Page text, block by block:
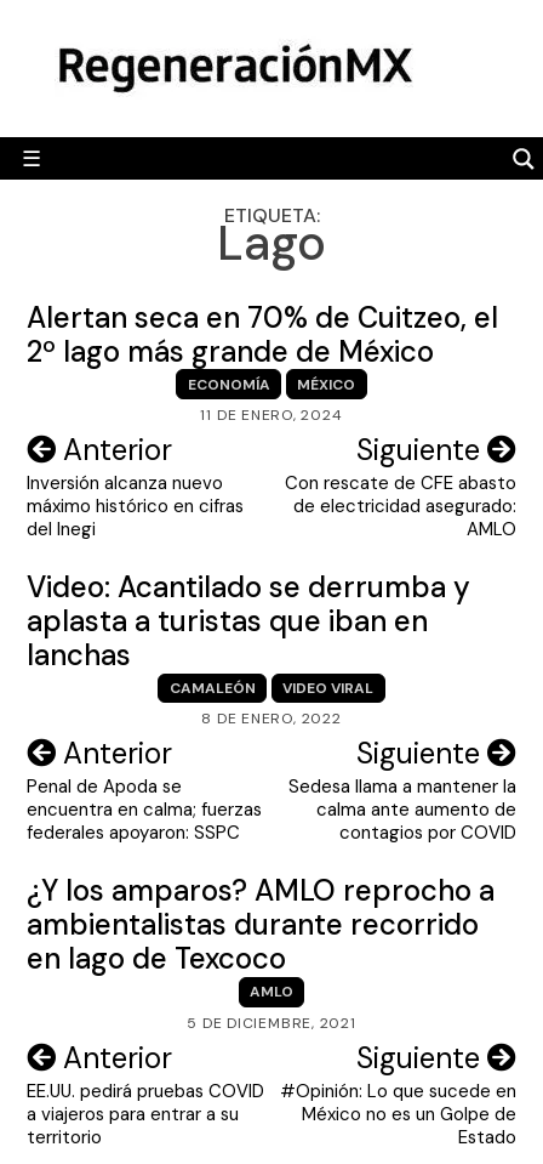
content
☰
POLÍTICA
CAMALEÓN
OPINIÓN
ENGLISH SECTION
VIDEOS
ETIQUETA:
Lago
Alertan seca en 70% de Cuitzeo, el
2º lago más grande de México
ECONOMÍA
MÉXICO
11 DE ENERO, 2024
Navegación
de
entradas
Anterior
Inversión alcanza nuevo
máximo histórico en cifras
del Inegi
Siguiente
Con rescate de CFE abasto
de electricidad asegurado:
AMLO
Video: Acantilado se derrumba y
aplasta a turistas que iban en
lanchas
CAMALEÓN
VIDEO VIRAL
8 DE ENERO, 2022
Navegación
de
entradas
Anterior
Penal de Apoda se
encuentra en calma; fuerzas
federales apoyaron: SSPC
Siguiente
Sedesa llama a mantener la
calma ante aumento de
contagios por COVID
¿Y los amparos? AMLO reprocho a
ambientalistas durante recorrido
en lago de Texcoco
AMLO
5 DE DICIEMBRE, 2021
Navegación
de
entradas
Anterior
EE.UU. pedirá pruebas COVID
a viajeros para entrar a su
territorio
Siguiente
#Opinión: Lo que sucede en
México no es un Golpe de
Estado